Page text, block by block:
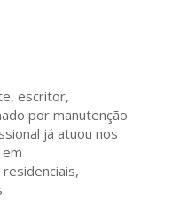
escritor,
por manutenção
já atuou nos
em